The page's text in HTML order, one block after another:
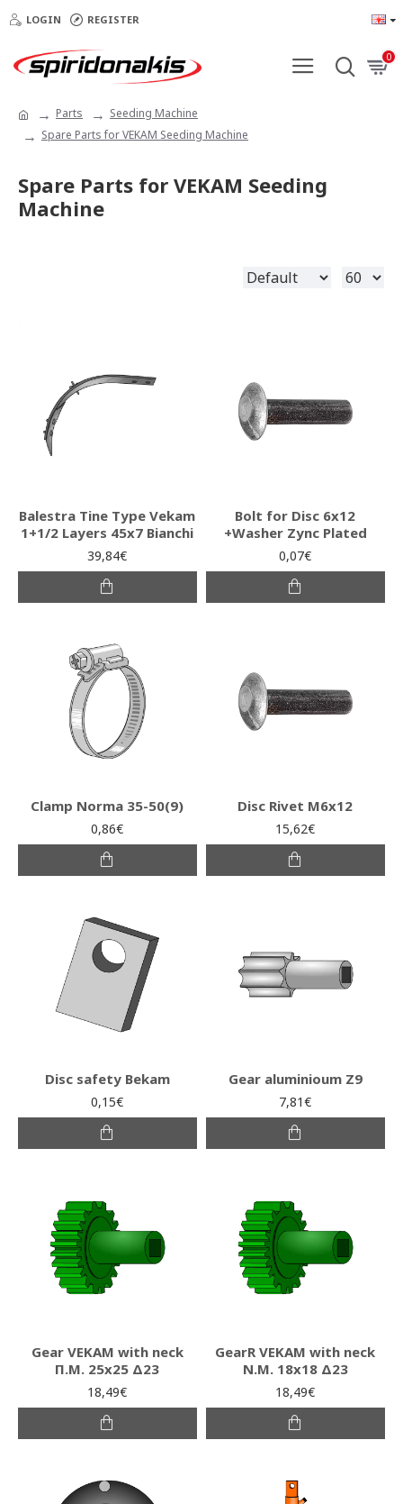
LOGIN REGISTER
0
Parts
Seeding Machine
Spare Parts for VEKAM Seeding Machine
Spare Parts for VEKAM Seeding
Machine
Balestra Tine Type Vekam
1+1/2 Layers 45x7 Bianchi
39,84€
Bolt for Disc 6x12
+Washer Zync Plated
0,07€
Clamp Norma 35-50(9)
0,86€
Disc Rivet M6x12
15,62€
Disc safety Bekam
0,15€
Gear aluminioum Ζ9
7,81€
Gear VEKAM with neck
Π.Μ. 25x25 Δ23
18,49€
GearR VEKAM with neck
Ν.Μ. 18x18 Δ23
18,49€